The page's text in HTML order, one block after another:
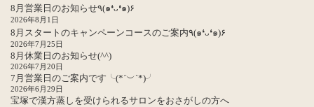
8月営業日のお知らせ٩(๑❛ᴗ❛๑)۶
2026年8月1日
8月スタートのキャンペーンコースのご案内٩(๑❛ᴗ❛๑)۶
2026年7月25日
8月休業日のお知らせ(^^)
2026年7月20日
7月営業日のご案内です╰(*´︶`*)╯
2026年6月29日
宝塚で漢方蒸しを受けられるサロンをおさがしの方へ